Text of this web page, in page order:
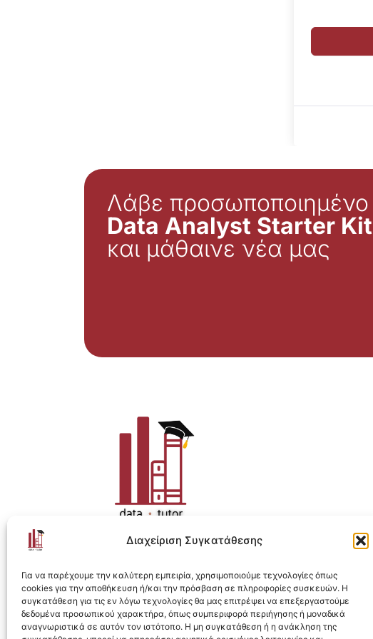
Διαχείριση Συγκατάθεσης
Για να παρέχουμε την καλύτερη εμπειρία, χρησιμοποιούμε τεχνολογίες όπως
cookies για την αποθήκευση ή/και την πρόσβαση σε πληροφορίες συσκευών. Η
συγκατάθεση για τις εν λόγω τεχνολογίες θα μας επιτρέψει να επεξεργαστούμε
δεδομένα προσωπικού χαρακτήρα, όπως συμπεριφορά περιήγησης ή μοναδικά
αναγνωριστικά σε αυτόν τον ιστότοπο. Η μη συγκατάθεση ή η ανάκληση της
Λάβε προσωποποιημένο
Data Analyst Starter Kit
και μάθαινε νέα μας
Η ολοκληρωμένη e-learning λύση για Data Analytics.